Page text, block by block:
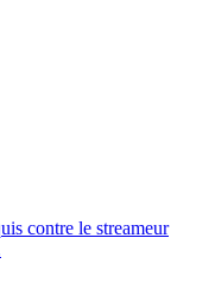
contre le streameur